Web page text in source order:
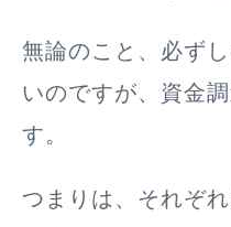
無論のこと、 必ず
いのですが、資金
す。
つまりは、それぞ